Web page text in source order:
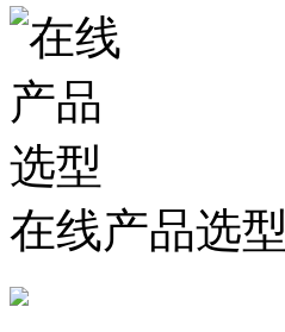
在线产品选型